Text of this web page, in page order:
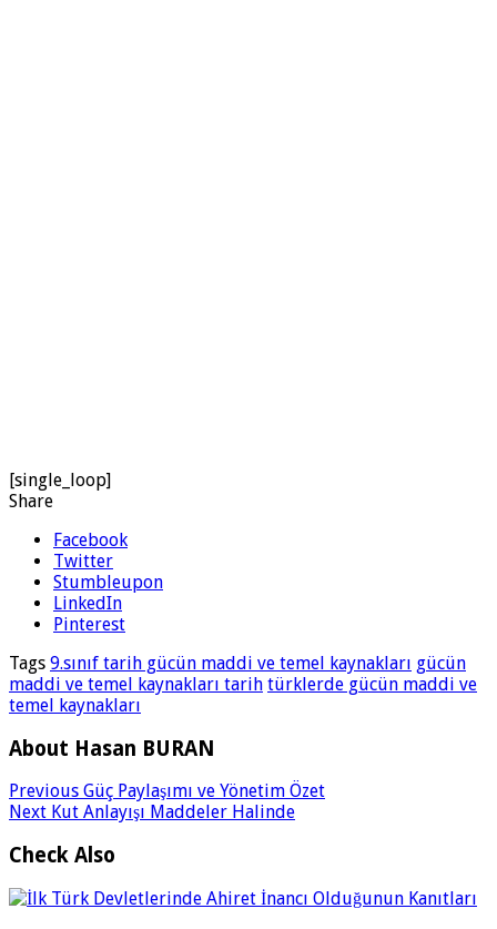
[single_loop]
Share
Facebook
Twitter
Stumbleupon
LinkedIn
Pinterest
Tags 9.sınıf tarih gücün maddi ve temel kaynakları gücün
maddi ve temel kaynakları tarih türklerde gücün maddi ve
temel kaynakları
About Hasan BURAN
Previous Güç Paylaşımı ve Yönetim Özet
Next Kut Anlayışı Maddeler Halinde
Check Also